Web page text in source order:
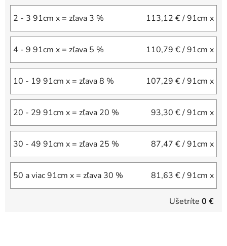
2 - 3 91cm x = zľava 3 % 113,12 €/ 91cm x
4 - 9 91cm x = zľava 5 % 110,79 €/ 91cm x
10 - 19 91cm x = zľava 8 % 107,29 €/ 91cm x
20 - 29 91cm x = zľava 20 % 93,30 €/ 91cm x
30 - 49 91cm x = zľava 25 % 87,47 €/ 91cm x
50 a viac 91cm x = zľava 30 % 81,63 €/ 91cm x
Ušetríte 0 €